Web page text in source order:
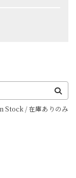
Stock / 在庫ありのみ